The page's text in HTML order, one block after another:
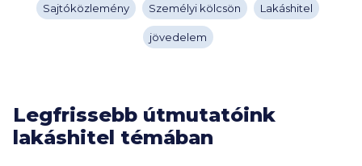
Sajtóközlemény Személyi kölcsön Lakáshitel
jövedelem
Legfrissebb útmutatóink
lakáshitel témában